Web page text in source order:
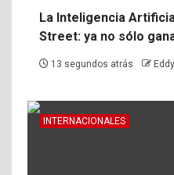
La Inteligencia
Street: ya no sólo
13 segundos atrás
INTERNACIONALES